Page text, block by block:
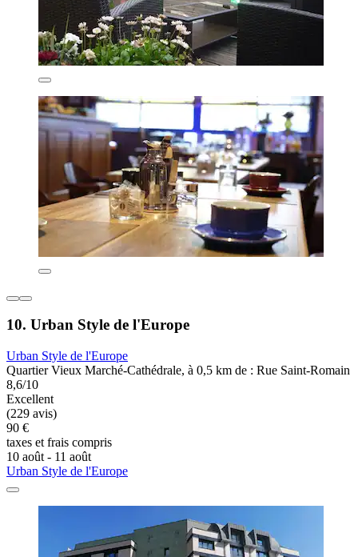
10. Urban Style de l'Europe
Urban Style de l'Europe
Quartier Vieux Marché-Cathédrale, à 0,5 km de : Rue Saint-Romain
8,6/10
Excellent
(229 avis)
90 €
taxes et frais compris
10 août - 11 août
Urban Style de l'Europe